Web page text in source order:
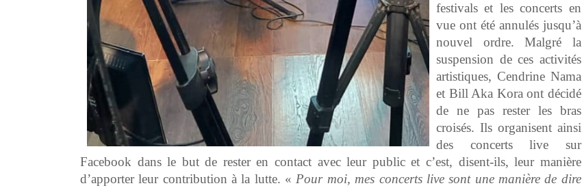
festivals et les concerts en
vue ont été annulés jusqu’à
nouvel ordre. Malgré la
suspension de ces activités
artistiques, Cendrine Nama
et Bill Aka Kora ont décidé
de ne pas rester les bras
croisés. Ils organisent ainsi
des concerts live sur
Facebook dans le but de rester en contact avec leur public et c’est, disent-ils, leur manière
d’apporter leur contribution à la lutte. « Pour moi, mes concerts live sont une manière de dire